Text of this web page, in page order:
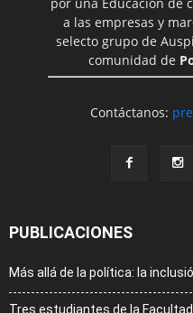
por una Educación de
a las empresas y
selecto grupo de
comunidad de
Contáctanos:
PUBLICACIONES
Más allá de la política: la
Tres estudiantes de la